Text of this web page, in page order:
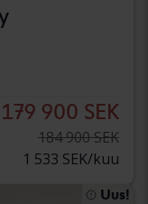
179 900 SEK
184 900 SEK
1 533 SEK/kuu
Uus!